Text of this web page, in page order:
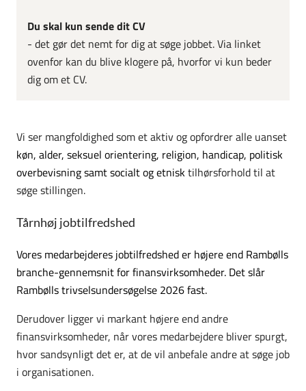
Du skal kun sende dit CV
- det gør det nemt for dig at søge jobbet. Via linket
ovenfor kan du blive klogere på, hvorfor vi kun beder
dig om et CV.
Vi ser mangfoldighed som et aktiv og opfordrer alle uanset
køn, alder, seksuel orientering, religion, handicap, politisk
overbevisning samt socialt og etnisktilhørsforhold til at
søge stillingen.
Tårnhøj jobtilfredshed
Vores medarbejderes jobtilfredshed er højere end Rambølls
branche-gennemsnit for finansvirksomheder. Det slår
Rambølls trivselsundersøgelse 2026 fast.
Derudover ligger vi markant højere end andre
finansvirksomheder, når vores medarbejdere bliver spurgt,
hvor sandsynligt det er, at de vil anbefale andre at søge job
i organisationen.